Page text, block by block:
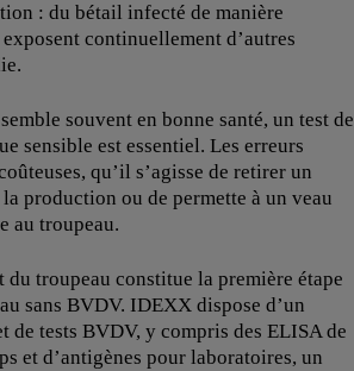
: du bétail infecté de manière
continuellement d’autres
souvent en bonne santé, un test de
sensible est essentiel. Les erreurs
qu’il s’agisse de retirer un
production ou de permette à un veau
au troupeau.
du troupeau constitue la première étape
sans BVDV. IDEXX dispose d’un
de tests BVDV, y compris des ELISA de
et d’antigènes pour laboratoires, un